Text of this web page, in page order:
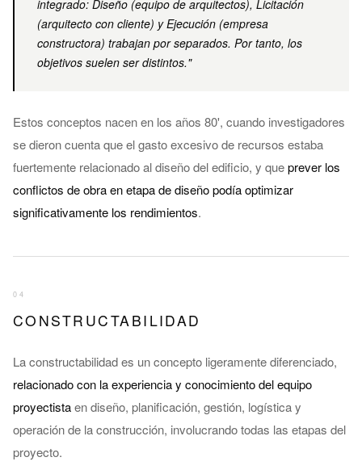
integrado: Diseño (equipo de arquitectos), Licitación
(arquitecto con cliente) y Ejecución (empresa
constructora) trabajan por separados. Por tanto, los
objetivos suelen ser distintos."
Estos conceptos nacen en los años 80', cuando investigadores
se dieron cuenta que el gasto excesivo de recursos estaba
fuertemente relacionado al diseño del edificio, y queprever los
conflictos de obra en etapa de diseño podía optimizar
significativamente los rendimientos.
04
CONSTRUCTABILIDAD
La constructabilidad es un concepto ligeramente diferenciado,
relacionado con la experiencia y conocimiento del equipo
proyectistaen diseño, planificación, gestión, logística y
operación de la construcción, involucrando todas las etapas del
proyecto.